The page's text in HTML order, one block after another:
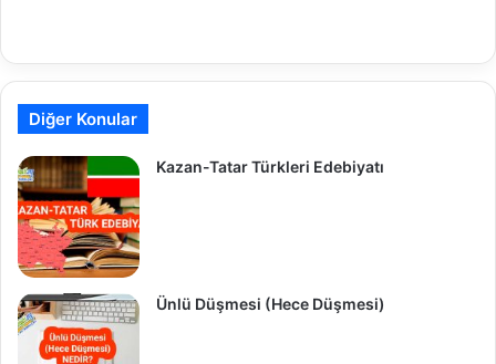
Diğer Konular
Kazan-Tatar Türkleri Edebiyatı
Ünlü Düşmesi (Hece Düşmesi)